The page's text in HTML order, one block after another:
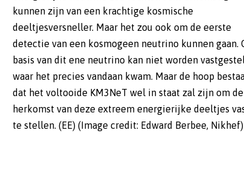
te stellen. (EE) (Image credit: Edward Berbee, Nikhef)